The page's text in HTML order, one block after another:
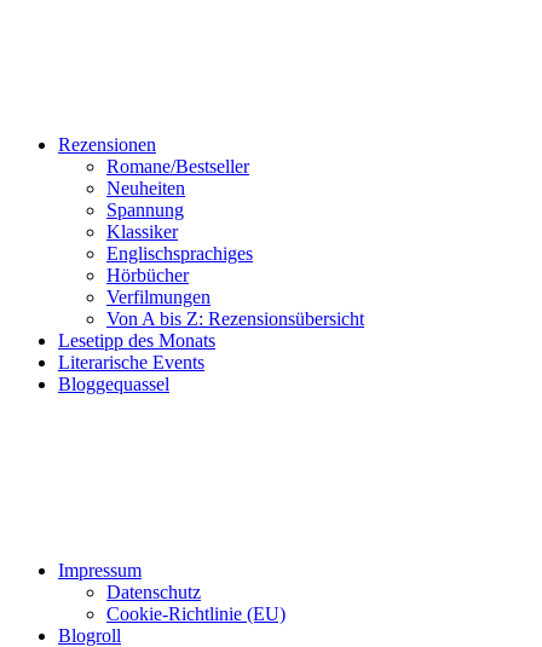
Rezensionen
Romane/Bestseller
Neuheiten
Spannung
Klassiker
Englischsprachiges
Hörbücher
Verfilmungen
Von A bis Z: Rezensionsübersicht
Lesetipp des Monats
Literarische Events
Bloggequassel
Impressum
Datenschutz
Cookie-Richtlinie (EU)
Blogroll